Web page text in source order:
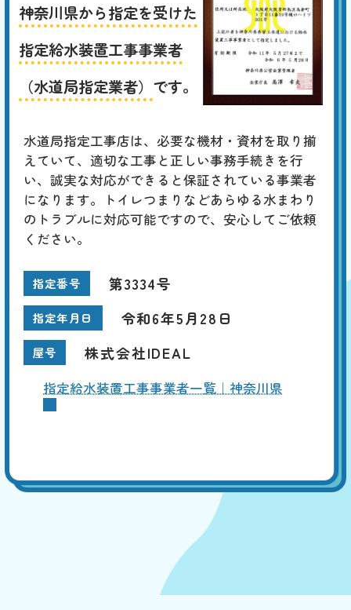
神奈川県から指定を受けた
指定給水装置工事事業者
（水道局指定業者） です。
水道局指定工事店は、必要な機材・資材を取り揃
えていて、適切な工事と正しい事務手続きを行
い、誠実な対応ができると保証されている事業者
になります。トイレつまりなどあらゆる水まわり
のトラブルに対応可能ですので、安心してご依頼
ください。
指定番号 第3334号
指定年月日 令和6年5月28日
屋号 株式会社IDEAL
指定給水装置工事事業者一覧｜神奈川県